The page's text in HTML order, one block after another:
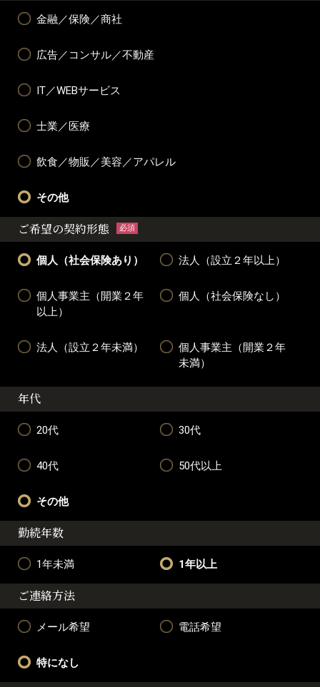
金融／保険／商社
広告／コンサル／不動産
IT／WEBサービス
士業／医療
飲食／物販／美容／アパレル
その他
ご希望の契約形態 必須
個人（社会保険あり） 法人（設立２年以上）
個人事業主（開業２年
以上）
個人（社会保険なし）
法人（設立２年未満）
個人事業主（開業２年
未満）
年代
20代 30代
40代 50代以上
その他
勤続年数
1年未満 1年以上
ご連絡方法
メール希望 電話希望
特になし